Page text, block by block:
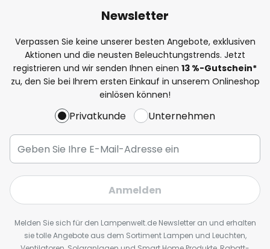
Newsletter
Verpassen Sie keine unserer besten Angebote, exklusiven
Aktionen und die neusten Beleuchtungstrends. Jetzt
registrieren und wir senden Ihnen einen 13 %-Gutschein*
zu, den Sie bei Ihrem ersten Einkauf in unserem Onlineshop
einlösen können!
Privatkunde Unternehmen
Anmelden
Melden Sie sich für den Lampenwelt.de Newsletter an und erhalten
sie tolle Angebote aus dem Sortiment Lampen und Leuchten,